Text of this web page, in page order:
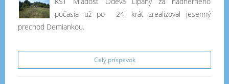
počasia už po 24. krát zrealizoval jesenný
prechod Demiankou.
Celý príspevok